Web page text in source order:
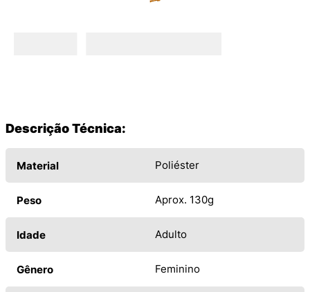
Descrição Técnica:
Material Poliéster
Peso Aprox. 130g
Idade Adulto
Gênero Feminino